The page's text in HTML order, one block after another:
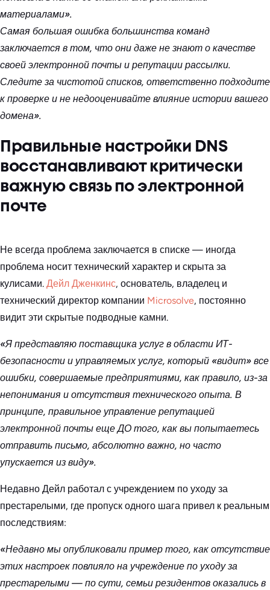
материалами».
Самая большая ошибка большинства команд
заключается в том, что они даже не знают о качестве
своей электронной почты и репутации рассылки.
Следите за чистотой списков, ответственно подходите
к проверке и не недооценивайте влияние истории вашего
домена».
Правильные настройки DNS
восстанавливают критически
важную связь по электронной
почте
Не всегда проблема заключается в списке — иногда
проблема носит технический характер и скрыта за
кулисами. Дейл Дженкинс, основатель, владелец и
технический директор компании Microsolve, постоянно
видит эти скрытые подводные камни.
«Я представляю поставщика услуг в области ИТ-
безопасности и управляемых услуг, который «видит» все
ошибки, совершаемые предприятиями, как правило, из-за
непонимания и отсутствия технического опыта. В
принципе, правильное управление репутацией
электронной почты еще ДО того, как вы попытаетесь
отправить письмо, абсолютно важно, но часто
упускается из виду».
Недавно Дейл работал с учреждением по уходу за
престарелыми, где пропуск одного шага привел к реальным
последствиям:
«Недавно мы опубликовали пример того, как отсутствие
этих настроек повлияло на учреждение по уходу за
престарелыми — по сути, семьи резидентов оказались в